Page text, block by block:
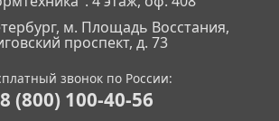
м. Площадь Восстания,
проспект, д. 73
звонок по России:
8 (800) 100-40-56